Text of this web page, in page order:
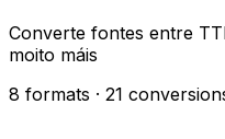
Converte fontes entre
moito máis
8 formats · 21